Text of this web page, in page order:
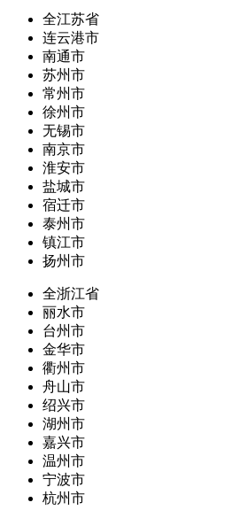
全江苏省
连云港市
南通市
苏州市
常州市
徐州市
无锡市
南京市
淮安市
盐城市
宿迁市
泰州市
镇江市
扬州市
全浙江省
丽水市
台州市
金华市
衢州市
舟山市
绍兴市
湖州市
嘉兴市
温州市
宁波市
杭州市